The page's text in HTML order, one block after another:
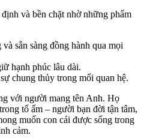
và bền chặt nhờ những phẩm
sẵn sàng đồng hành qua mọi
hạnh phúc lâu dài.
chung thủy trong mối quan hệ.
với người mang tên Anh. Họ
tổ ấm – người bạn đời tận tâm,
muốn con cái được sống trong
cảm.